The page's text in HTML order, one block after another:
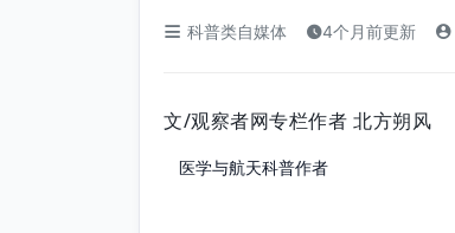
科普类自媒体 4个月前更新
文/观察者网专栏作者 北方朔风
医学与航天科普作者